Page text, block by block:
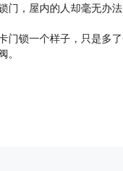
，屋内的人却毫无办
门锁一个样子，只是多